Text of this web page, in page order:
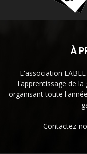
À
L'association
l'apprentissage de
organisant toute
Contactez-